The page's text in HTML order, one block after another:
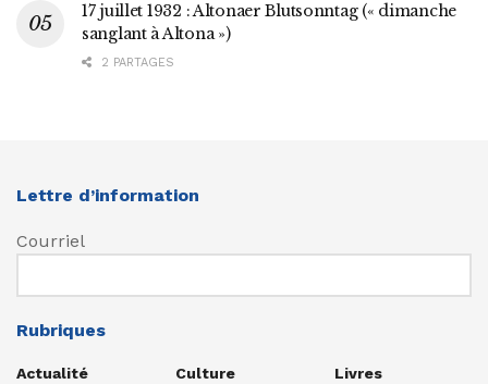
17 juillet 1932 : Altonaer Blutsonntag (« dimanche
sanglant à Altona »)
2 PARTAGES
Lettre d’information
Courriel
Rubriques
Actualité
Culture
Livres